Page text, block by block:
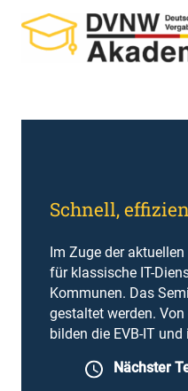
Inhalt
Schnell,
Im Zuge der
für klassische IT-
Kommunen. Das
gestaltet werden.
bilden die EVB-IT
Nächster